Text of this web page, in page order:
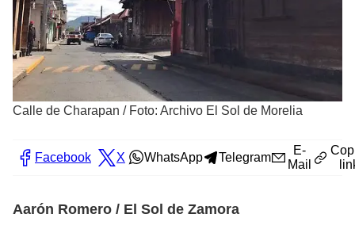
Calle de Charapan / Foto: Archivo El Sol de Morelia
Facebook X WhatsApp Telegram
E-
Mail
Aarón Romero / El Sol de Zamora